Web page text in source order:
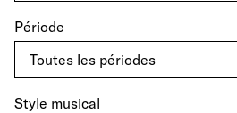
Période
Style musical